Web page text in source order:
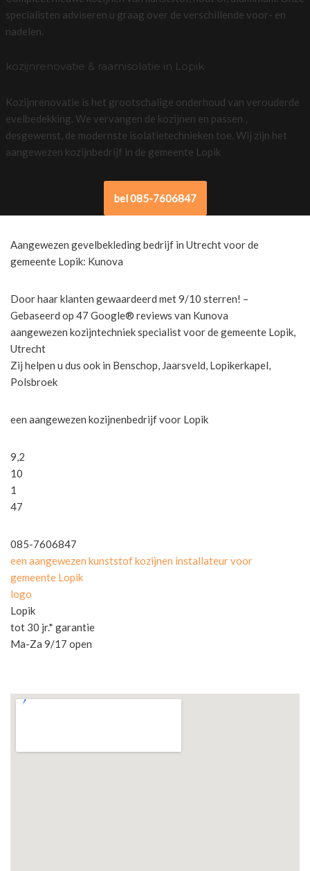
specialisten adviseren u graag over de verschillende voor- en
nadelen.
kozijnrenovatie & raamisolatie in Lopik
Kozijnrenovatie is het grootschalige onderhoud van verouderde
evelbedekking. We vervangen de kozijnen en passen ,
desgewenst, de modernste isolatietechnieken toe. Wij zijn het
aangewezen kozijnbedrijf in de gemeente Lopik
bel 085-7606847
Aangewezen gevelbekleding bedrijf in Utrecht voor de
gemeente Lopik: Kunova
Door haar klanten gewaardeerd met 9/10 sterren! –
Gebaseerd op 47 Google® reviews van Kunova
aangewezen kozijntechniek specialist voor de gemeente Lopik,
Utrecht
Zij helpen u dus ook in Benschop, Jaarsveld, Lopikerkapel,
Polsbroek
een aangewezen kozijnenbedrijf voor Lopik
9,2
10
1
47
085-7606847
een aangewezen kunststof kozijnen installateur voor
gemeente Lopik
logo
Lopik
tot 30 jr.* garantie
Ma-Za 9/17 open